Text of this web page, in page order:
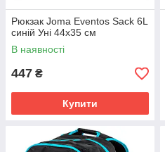
Рюкзак Joma Eventos Sack 6L
синій Уні 44х35 см
В наявності
447 ₴
Купити